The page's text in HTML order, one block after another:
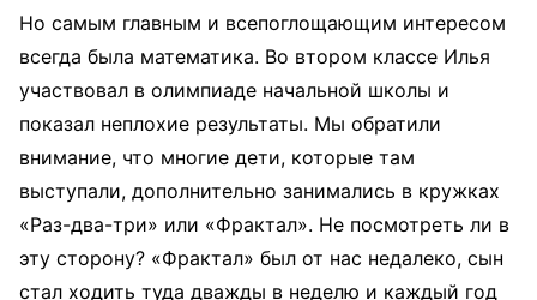
Но самым главным и всепоглощающим интересом
всегда была математика. Во втором классе Илья
участвовал в олимпиаде начальной школы и
показал неплохие результаты. Мы обратили
внимание, что многие дети, которые там
выступали, дополнительно занимались в кружках
«Раз-два-три» или «Фрактал». Не посмотреть ли в
эту сторону? «Фрактал» был от нас недалеко, сын
стал ходить туда дважды в неделю и каждый год